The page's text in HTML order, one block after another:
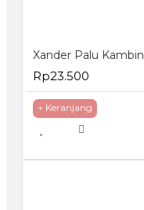
Rp23.500
+ Keranjang